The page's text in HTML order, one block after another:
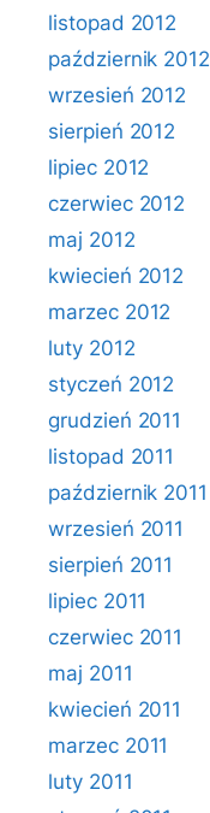
listopad 2012
październik 2012
wrzesień 2012
sierpień 2012
lipiec 2012
czerwiec 2012
maj 2012
kwiecień 2012
marzec 2012
luty 2012
styczeń 2012
grudzień 2011
listopad 2011
październik 2011
wrzesień 2011
sierpień 2011
lipiec 2011
czerwiec 2011
maj 2011
kwiecień 2011
marzec 2011
luty 2011